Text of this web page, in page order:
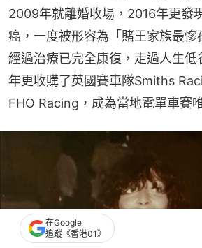
2009年就離婚收場，2016年更發
癌，一度被形容為「賭王家族最慘
經過治療已完全康復，走過人生低
年更收購了英國賽車隊Smiths
FHO Racing，成為當地電單車賽
在Google
追蹤《香港01》